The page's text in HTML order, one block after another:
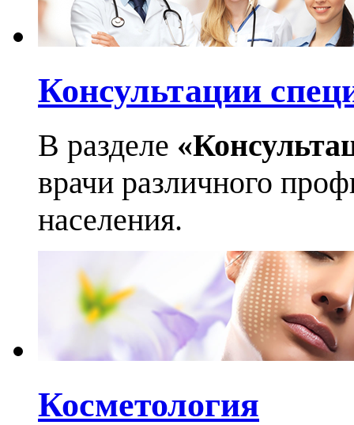
Консультации
В разделе
врачи различного
населения.
Косметология